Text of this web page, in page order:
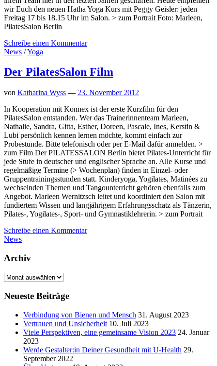
wir Euch den neuen Hatha Yoga Kurs mit Peggy Geisler: jeden
Freitag 17 bis 18.15 Uhr im Salon. > zum Portrait Foto: Marleen,
PilatesSalon Berlin
Schreibe einen Kommentar
News /Yoga
Der PilatesSalon Film
von Katharina Wyss — 23. November 2012
In Kooperation mit Konnex ist der erste Kurzfilm für den
PilatesSalon entstanden. Wer das Trainerinnenteam Marleen,
Nathalie, Sandra, Gitta, Esther, Doreen, Pascale, Ines, Kerstin &
Lubi persönlich kennen lernen möchte, kommt einfach zur
Probestunde. Bitte telefonisch oder per E-Mail dafür anmelden. >
zum Film Der PILATESSALON Berlin bietet Pilates-Unterricht für
jede Stufe in deutscher und englischer Sprache an. Alle Kurse und
regelmäßige Termine (> Wochenplan) finden in Einzel- oder
Gruppentrainingsstunden statt. Kinderyoga, Yogilates, Matinées zu
wechselnden Themen und Tangounterricht gehören ebenfalls zum
Angebot. Marleen Wernitzsch leitet und koordiniert den Salon mit
fundiertem Wissen und langjährigem Erfahrungsschatz als Tänzerin,
Pilates-, Yogilates-, Sport- und Gymnastiklehrerin. > zum Portrait
Schreibe einen Kommentar
News
Archiv
Archiv
Neueste Beiträge
Verbindung von Bienen und Mensch 31. August 2023
Vertrauen und Unsicherheit 10. Juli 2023
Viele Perspektiven, eine gemeinsame Vision 2023 24. Januar
2023
Werde Gestalter:in Deiner Gesundheit mit U-Health 29.
September 2022